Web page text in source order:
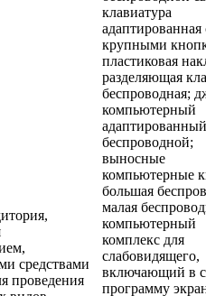
средствами
проведения
клавиатура
адаптированная
крупными
пластиковая
разделяющая
беспроводная;
компьютерный
адаптированный
беспроводной;
выносные
компьютерные
большая
малая
компьютерный
комплекс для
слабовидящего,
включающий в
программу